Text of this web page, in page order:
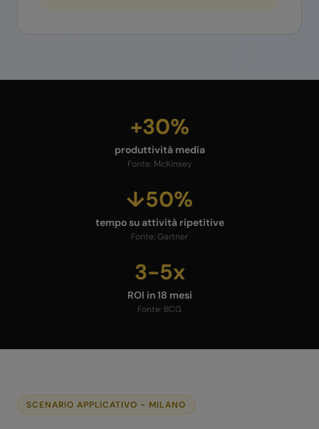
+30%
produttività media
Fonte: McKinsey
↓50%
tempo su attività ripetitive
Fonte: Gartner
3-5x
ROI in 18 mesi
Fonte: BCG
SCENARIO APPLICATIVO - MILANO